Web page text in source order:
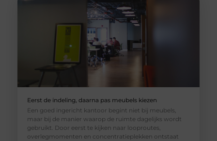
Eerst de indeling, daarna pas meubels kiezen
Een goed ingericht kantoor begint niet bij meubels,
maar bij de manier waarop de ruimte dagelijks wordt
gebruikt. Door eerst te kijken naar looproutes,
overlegmomenten en concentratieplekken ontstaat